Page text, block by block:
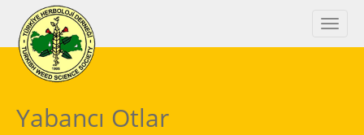
Yabancı Otlar